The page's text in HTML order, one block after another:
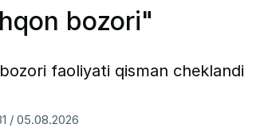
bozori"
faoliyati qisman cheklandi
/ 05.08.2026